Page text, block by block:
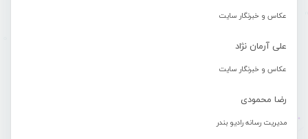
عکاس و خبرنگار سایت
علی آرمان نژاد
عکاس و خبرنگار سایت
رضا محمودی
مدیریت رسانه رادیو بندر